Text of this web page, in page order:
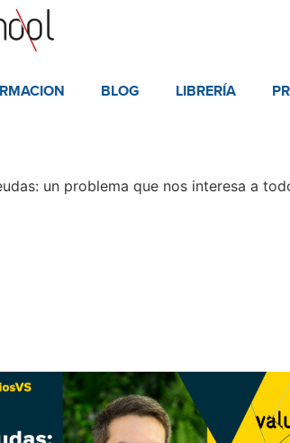
BLOG LIBRERÍA
un problema que nos interesa a